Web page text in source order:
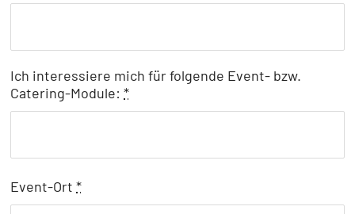
Ich interessiere mich für folgende Event- bzw.
Catering-Module:*
Event-Ort*